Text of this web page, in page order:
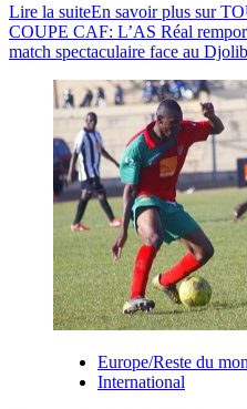
Lire la suiteEn savoir plus sur
COUPE CAF: L’AS Réal
match spectaculaire face au
Europe/Reste du
International